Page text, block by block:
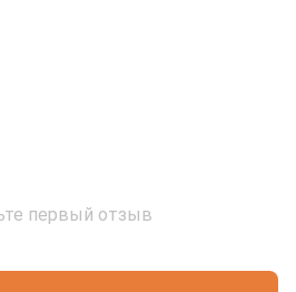
первый отзыв